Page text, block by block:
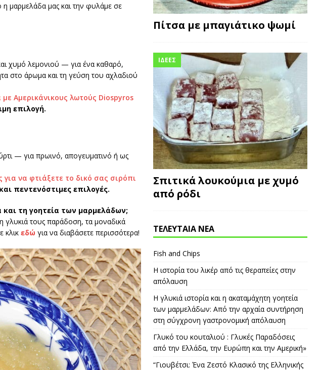
μαρμελάδα μας και την φυλάμε σε
χυμό λεμονιού — για ένα καθαρό,
στο άρωμα και τη γεύση του αχλαδιού
Αμερικάνικους λωτούς Diospyros
επιλογή.
— για πρωινό, απογευματινό ή ως
για να φτιάξετε το δικό σας σιρόπι
πεντενόστιμες επιλογές.
και τη γοητεία των μαρμελάδων;
γλυκιά τους παράδοση, τα μοναδικά
κλικ εδώ για να διαβάσετε περισσότερα!
Πίτσα με μπαγιάτικο ψωμί
ΙΔΕΕΣ
Σπιτικά λουκούμια με χυμό
από ρόδι
ΤΕΛΕΥΤΑΙΑ ΝΕΑ
Fish and Chips
Η ιστορία του λικέρ από τις θεραπείες στην
απόλαυση
Η γλυκιά ιστορία και η ακαταμάχητη γοητεία
των μαρμελάδων: Από την αρχαία συντήρηση
στη σύγχρονη γαστρονομική απόλαυση
Γλυκό του κουταλιού : Γλυκές Παραδόσεις
από την Ελλάδα, την Ευρώπη και την Αμερική»
“Γιουβέτσι: Ένα Ζεστό Κλασικό της Ελληνικής